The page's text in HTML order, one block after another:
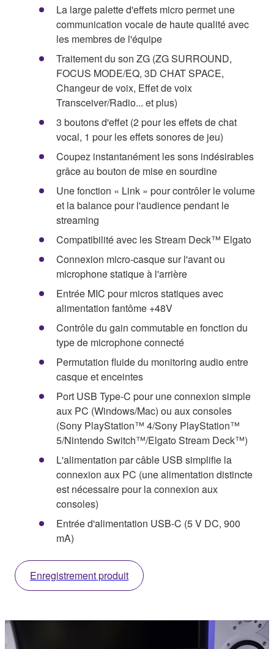
La large palette d'effets micro permet une
communication vocale de haute qualité avec
les membres de l'équipe
Traitement du son ZG (ZG SURROUND,
FOCUS MODE/EQ, 3D CHAT SPACE,
Changeur de voix, Effet de voix
Transceiver/Radio... et plus)
3 boutons d'effet (2 pour les effets de chat
vocal, 1 pour les effets sonores de jeu)
Coupez instantanément les sons indésirables
grâce au bouton de mise en sourdine
Une fonction « Link » pour contrôler le volume
et la balance pour l'audience pendant le
streaming
Compatibilité avec les Stream Deck™ Elgato
Connexion micro-casque sur l'avant ou
microphone statique à l'arrière
Entrée MIC pour micros statiques avec
alimentation fantôme +48V
Contrôle du gain commutable en fonction du
type de microphone connecté
Permutation fluide du monitoring audio entre
casque et enceintes
Port USB Type-C pour une connexion simple
aux PC (Windows/Mac) ou aux consoles
(Sony PlayStation™ 4/Sony PlayStation™
5/Nintendo Switch™/Elgato Stream Deck™)
L'alimentation par câble USB simplifie la
connexion aux PC (une alimentation distincte
est nécessaire pour la connexion aux
consoles)
Entrée d'alimentation USB-C (5 V DC, 900
mA)
Enregistrement produit